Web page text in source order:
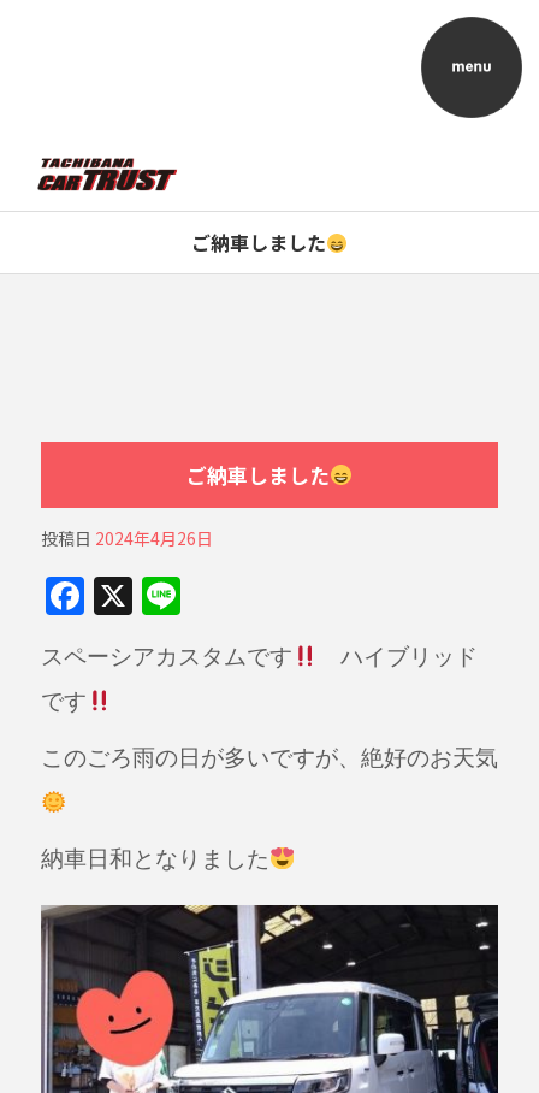
ご納車しました
ご納車しました
投稿日 2024年4月26日
F
c
e
b
k
X Li
n
e
スペーシアカスタムです
ハイブリッド
です
このごろ雨の日が多いですが、絶好のお天気
納車日和となりました